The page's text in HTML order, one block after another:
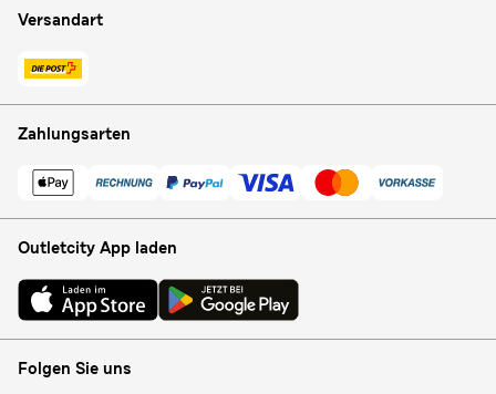
Versandart
Zahlungsarten
Outletcity App laden
Folgen Sie uns